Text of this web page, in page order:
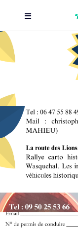
Carte
Événements
Organisateur
Blog